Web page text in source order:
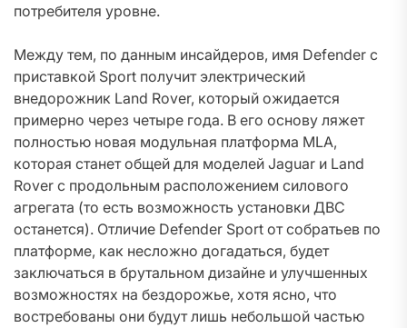
потребителя уровне.
Между тем, по данным инсайдеров, имя Defender с
приставкой Sport получит электрический
внедорожник Land Rover, который ожидается
примерно через четыре года. В его основу ляжет
полностью новая модульная платформа MLA,
которая станет общей для моделей Jaguar и Land
Rover с продольным расположением силового
агрегата (то есть возможность установки ДВС
останется). Отличие Defender Sport от собратьев по
платформе, как несложно догадаться, будет
заключаться в брутальном дизайне и улучшенных
возможностях на бездорожье, хотя ясно, что
востребованы они будут лишь небольшой частью